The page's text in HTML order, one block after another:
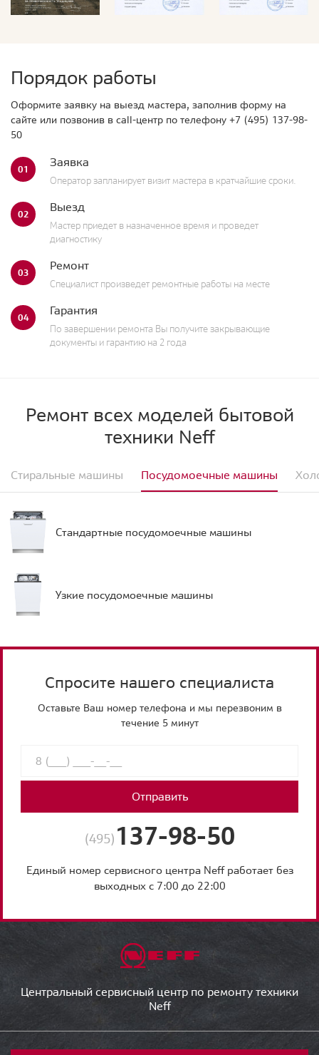
Порядок работы
Оформите заявку на выезд мастера, заполнив форму на
сайте или позвонив в call-центр по телефону +7 (495) 137-98-
50
01 Заявка
Оператор запланирует визит мастера в кратчайшие сроки.
02 Выезд
Мастер приедет в назначенное время и проведет
диагностику
03 Ремонт
Специалист произведет ремонтные работы на месте
04 Гарантия
По завершении ремонта Вы получите закрывающие
документы и гарантию на 2 года
Ремонт всех моделей бытовой
техники Neff
Стиральные машины Посудомоечные машины
Стандартные посудомоечные машины
Узкие посудомоечные машины
Спросите нашего специалиста
Оставьте Ваш номер телефона и мы перезвоним в
течение 5 минут
Отправить
(495) 137-98-50
Единый номер сервисного центра Neff работает без
выходных с 7:00 до 22:00
Центральный сервисный центр по ремонту техники
Neff